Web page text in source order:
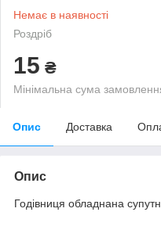
Немає в наявності
Роздріб
15 ₴
Мінімальна сума
Опис Доставка
Опис
Годівниця обладнана